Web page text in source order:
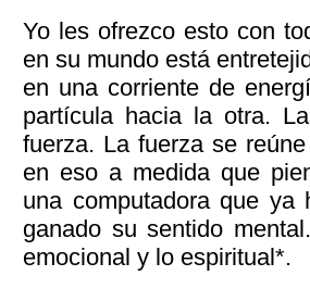
Yo les ofrezco esto con
en su mundo está
en una corriente de
partícula hacia la otra.
fuerza. La fuerza se
en eso a medida que
una computadora que
ganado su sentido
emocional y lo espiritual*.